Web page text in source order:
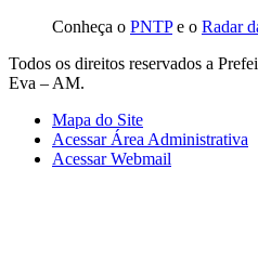
Conheça o PNTPe o Radar
Todos os direitos reservados a
Eva – AM.
Mapa do Site
Acessar Área Administrativa
Acessar Webmail